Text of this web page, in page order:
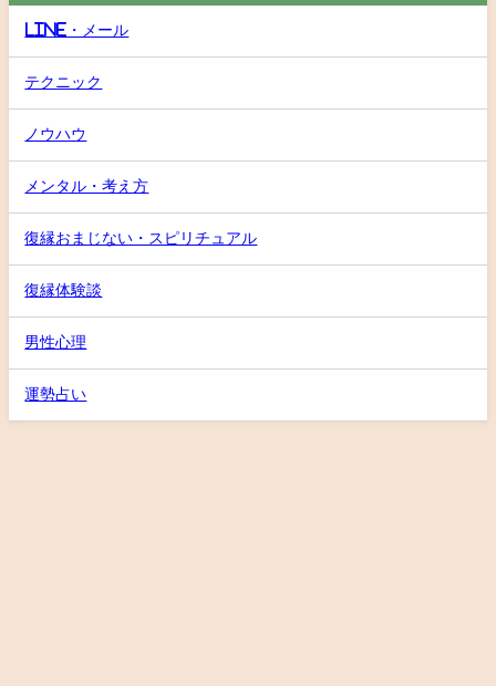
LINE・メール
テクニック
ノウハウ
メンタル・考え方
復縁おまじない・スピリチュアル
復縁体験談
男性心理
運勢占い